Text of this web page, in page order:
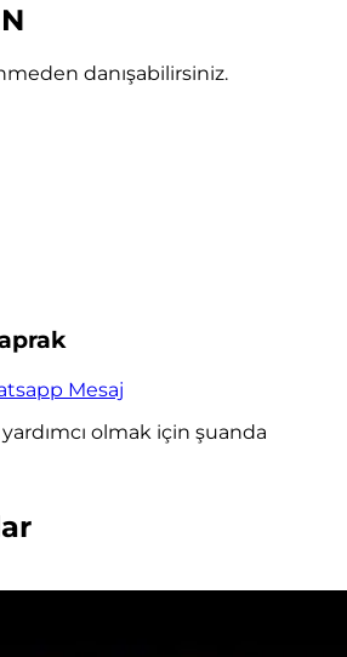
danışabilirsiniz.
Mesaj
olmak için şuanda